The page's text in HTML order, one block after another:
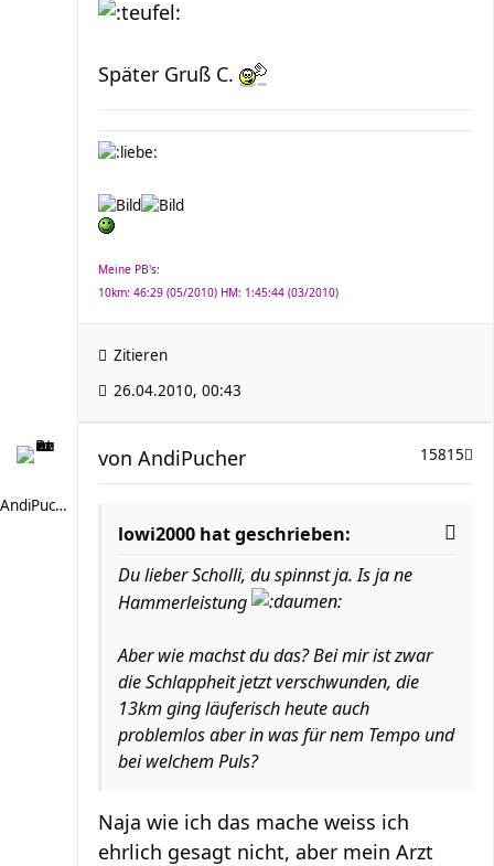
Später Gruß C.
Meine PB's:
10km: 46:29 (05/2010) HM: 1:45:44 (03/2010)
Zitieren
26.04.2010, 00:43
AndiPucher
15815
von AndiPucher
lowi2000 hat geschrieben:
Du lieber Scholli, du spinnst ja. Is ja ne
Hammerleistung
Aber wie machst du das? Bei mir ist zwar
die Schlappheit jetzt verschwunden, die
13km ging läuferisch heute auch
problemlos aber in was für nem Tempo und
bei welchem Puls?
Naja wie ich das mache weiss ich
ehrlich gesagt nicht, aber mein Arzt